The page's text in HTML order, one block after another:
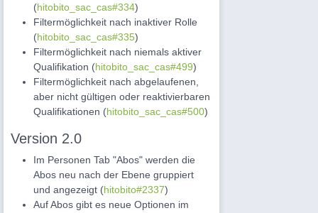
(hitobito_sac_cas#334)
Filtermöglichkeit nach inaktiver Rolle
(hitobito_sac_cas#335)
Filtermöglichkeit nach niemals aktiver
Qualifikation (hitobito_sac_cas#499)
Filtermöglichkeit nach abgelaufenen,
aber nicht gültigen oder reaktivierbaren
Qualifikationen (hitobito_sac_cas#500)
Version 2.0
Im Personen Tab "Abos" werden die
Abos neu nach der Ebene gruppiert
und angezeigt (hitobito#2337)
Auf Abos gibt es neue Optionen im